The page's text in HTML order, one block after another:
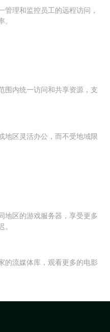
管理和监控员工的远程访问，
围内统一访问和共享资源，支
地区灵活办公，而不受地域限
地区的游戏服务器，享受更多
的流媒体库，观看更多的电影